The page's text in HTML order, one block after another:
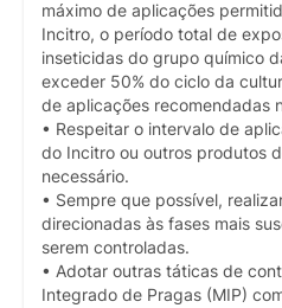
máximo de aplicações
Incitro, o período total de
inseticidas do grupo químico
exceder 50% do ciclo da
de aplicações recomendadas
• Respeitar o intervalo de
do Incitro ou outros produtos
necessário.
• Sempre que possível,
direcionadas às fases mais
serem controladas.
• Adotar outras táticas de
Integrado de Pragas (MIP)